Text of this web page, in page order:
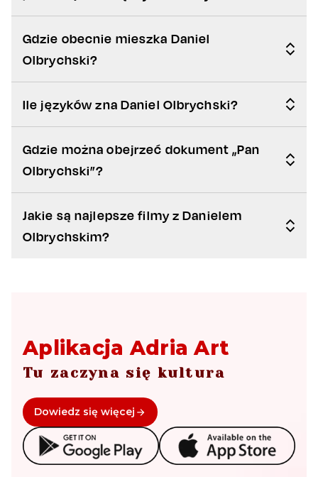
Gdzie obecnie mieszka Daniel
Olbrychski?
Ile języków zna Daniel Olbrychski?
Gdzie można obejrzeć dokument „Pan
Olbrychski”?
Jakie są najlepsze filmy z Danielem
Olbrychskim?
Aplikacja Adria Art
Tu zaczyna się kultura
Dowiedz się więcej